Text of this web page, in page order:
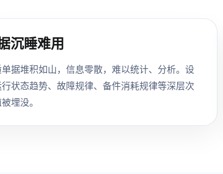
沉睡难用
据堆积如山，信息零散，难以统计、分析。设
状态趋势、故障规律、备件消耗规律等深层次
埋没。